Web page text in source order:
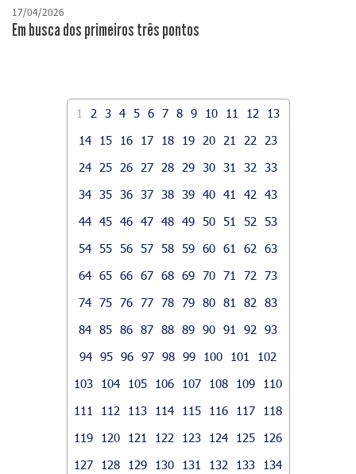
17/04/2026
​Em busca dos primeiros três pontos
1 2 3 4 5 6 7 8 9 10 11 12
13
14
15 16 17 18 19 20 21 22
23
24
25 26 27 28 29 30 31 32
33
34
35 36 37 38 39 40 41 42
43
44 45 46 47 48 49 50 51 52
53
54
55 56 57 58 59 60 61 62
63
64 65 66 67 68 69 70 71 72
73
74 75 76 77 78 79 80 81 82
83
84 85 86 87 88 89 90 91 92
93
94 95 96 97 98 99 100 101
102
103
104 105 106 107 108 109
110
111
112 113 114 115 116 117
118
119
120 121 122 123 124 125
126
127
128 129 130 131 132 133
134